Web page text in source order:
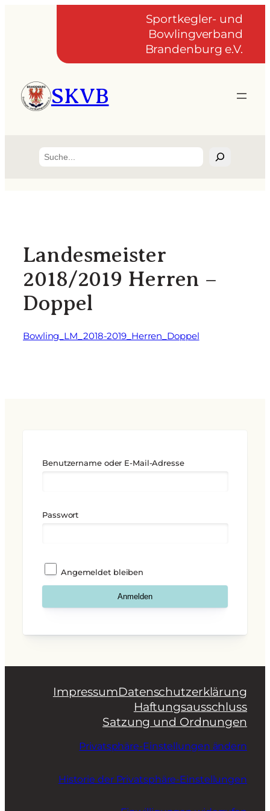
Sportkegler- und
Bowlingverband
Brandenburg e.V.
SKVB
Suchen
Landesmeister
2018/2019 Herren –
Doppel
Bowling_LM_2018-2019_Herren_Doppel
Benutzername oder E-Mail-Adresse
Passwort
Angemeldet bleiben
ImpressumDatenschutzerklärung
Haftungsausschluss
Satzung und Ordnungen
Privatsphäre-Einstellungen ändern
Historie der Privatsphäre-Einstellungen